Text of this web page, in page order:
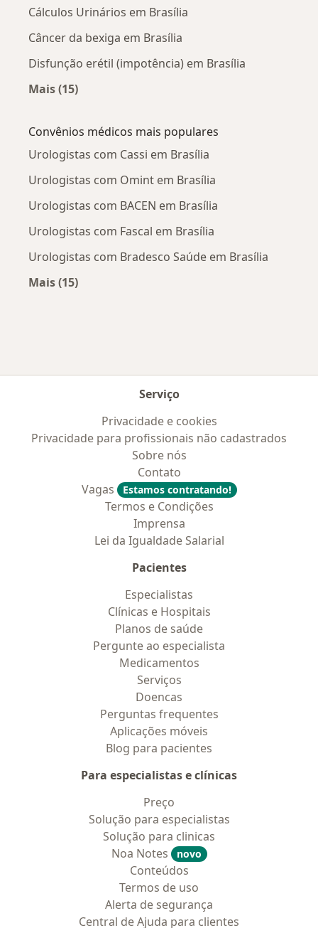
Cálculos Urinários em Brasília
Câncer da bexiga em Brasília
Disfunção erétil (impotência) em Brasília
Mais (15)
Convênios médicos mais populares
Urologistas com Cassi em Brasília
Urologistas com Omint em Brasília
Urologistas com BACEN em Brasília
Urologistas com Fascal em Brasília
Urologistas com Bradesco Saúde em Brasília
Mais (15)
Serviço
Privacidade e cookies
Privacidade para profissionais não cadastrados
Sobre nós
Contato
Vagas
Estamos contratando!
Termos e Condições
Imprensa
Lei da Igualdade Salarial
Pacientes
Especialistas
Clínicas e Hospitais
Planos de saúde
Pergunte ao especialista
Medicamentos
Serviços
Doencas
Perguntas frequentes
Aplicações móveis
Blog para pacientes
Para especialistas e clínicas
Preço
Solução para especialistas
Solução para clinicas
Noa Notes
novo
Conteúdos
Termos de uso
Alerta de segurança
Central de Ajuda para clientes